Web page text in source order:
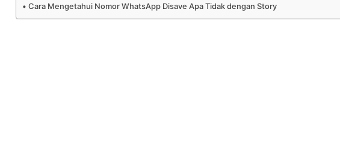
Cara Mengetahui Nomor WhatsApp Disave Apa Tidak dengan Story